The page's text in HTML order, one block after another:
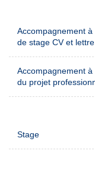
Accompagnement
de stage CV et
Accompagnement à
du projet
Stage